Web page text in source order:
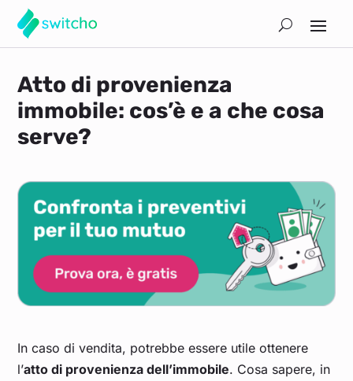
Atto di provenienza
immobile: cos’è e a che cosa
serve?
In caso di vendita, potrebbe essere utile ottenere
l’atto di provenienza dell’immobile. Cosa sapere, in